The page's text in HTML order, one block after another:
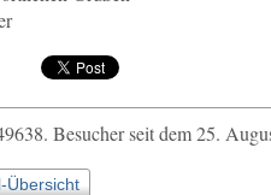
Besucher seit dem 25.
Übersicht